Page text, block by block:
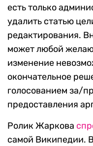
есть только
удалить статью
редактирования.
может любой
изменение
окончательное
голосованием за/
предоставления
Ролик Жаркова
самой Википедии.